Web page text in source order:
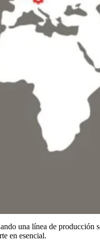
una línea de
en esencial.